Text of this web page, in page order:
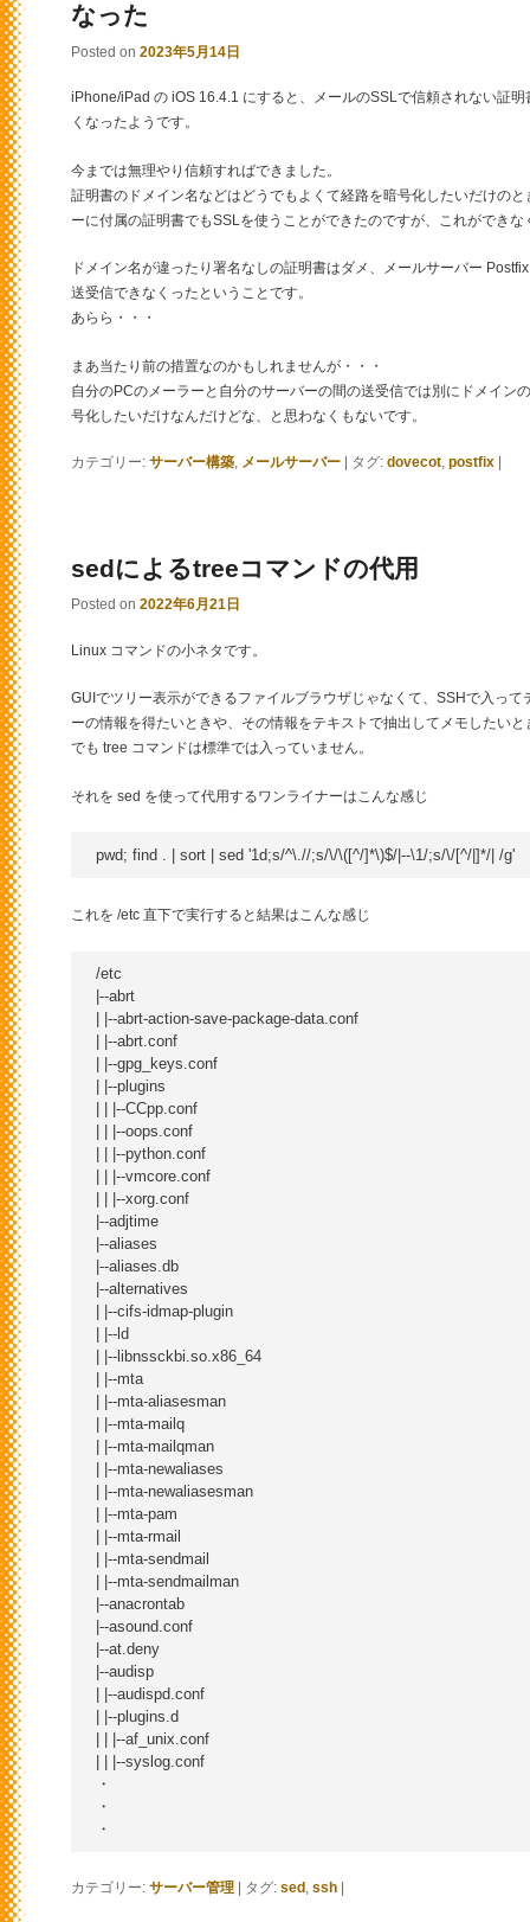
なった
Posted on 2023年5月14日
iPhone/iPad の iOS 16.4.1 にすると、メールのSSLで信頼されない証
くなったようです。
今までは無理やり信頼すればできました。
証明書のドメイン名などはどうでもよくて経路を暗号化したいだけの
ーに付属の証明書でもSSLを使うことができたのですが、これができな
ドメイン名が違ったり署名なしの証明書はダメ、メールサーバー
送受信できなくったということです。
あらら・・・
まあ当たり前の措置なのかもしれませんが・・・
自分のPCのメーラーと自分のサーバーの間の送受信では別にドメイン
号化したいだけなんだけどな、と思わなくもないです。
カテゴリー: サーバー構築, メールサーバー タグ: dovecot, postfix
sedによるtreeコマンドの代用
Posted on 2022年6月21日
Linux コマンドの小ネタです。
GUIでツリー表示ができるファイルブラウザじゃなくて、SSHで入っ
ーの情報を得たいときや、その情報をテキストで抽出してメモしたい
でも tree コマンドは標準では入っていません。
それを sed を使って代用するワンライナーはこんな感じ
これを /etc 直下で実行すると結果はこんな感じ
/etc
|--abrt
| |--abrt-action-save-package-data.conf
| |--abrt.conf
| |--gpg_keys.conf
| |--plugins
| | |--CCpp.conf
| | |--oops.conf
| | |--python.conf
| | |--vmcore.conf
| | |--xorg.conf
|--adjtime
|--aliases
|--aliases.db
|--alternatives
| |--cifs-idmap-plugin
| |--ld
| |--libnssckbi.so.x86_64
| |--mta
| |--mta-aliasesman
| |--mta-mailq
| |--mta-mailqman
| |--mta-newaliases
| |--mta-newaliasesman
| |--mta-pam
| |--mta-rmail
| |--mta-sendmail
| |--mta-sendmailman
|--anacrontab
|--asound.conf
|--at.deny
|--audisp
| |--audispd.conf
| |--plugins.d
| | |--af_unix.conf
| | |--syslog.conf
・
・
カテゴリー: サーバー管理 タグ: sed , ssh